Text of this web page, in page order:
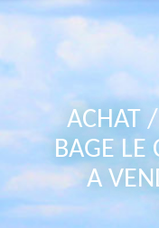
ACHAT
BAGE LE
A